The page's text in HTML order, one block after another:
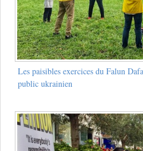
Les paisibles exercices du Falun
public ukrainien